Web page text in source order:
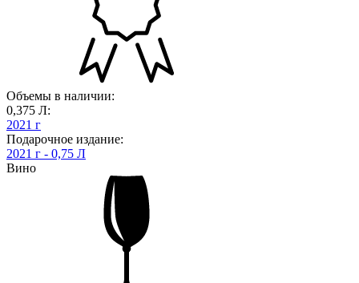
Объемы в наличии:
0,375 Л:
2021 г
Подарочное издание:
2021 г - 0,75 Л
Вино